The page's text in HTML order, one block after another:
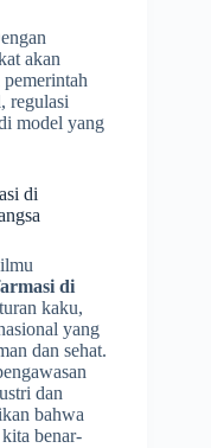
akan
regulasi
model yang
di
di
kaku,
yang
dan sehat.
dan
bahwa
benar-